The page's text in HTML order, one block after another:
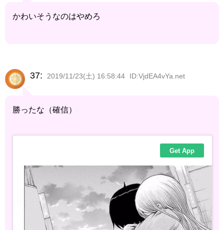
かわいそうなのはやめろ
37: 2019/11/23(土) 16:58:44 ID:VjdEA4vYa.net
勝ったな（確信）